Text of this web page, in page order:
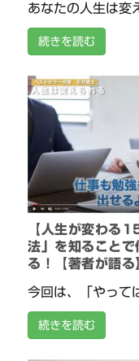
あなたの人生は変
続きを読む
【人生が変わる
法」を知ること
る！【著者が語る
今回は、「やって
続きを読む